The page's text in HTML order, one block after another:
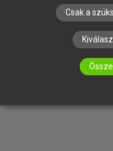
IRATKOZZ
Csak a